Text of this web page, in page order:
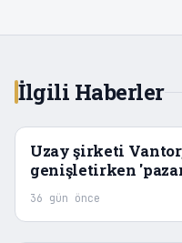
İlgili Haberler
Uzay şirketi
genişletirken
dönüşümü' takip
36 gün önce